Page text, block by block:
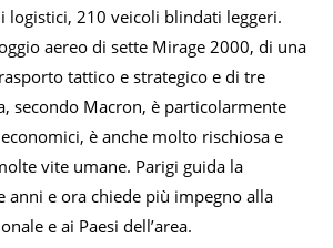
logistici, 210 veicoli blindati leggeri.
aereo di sette Mirage 2000, di una
tattico e strategico e di tre
secondo Macron, è particolarmente
è anche molto rischiosa e
vite umane. Parigi guida la
anni e ora chiede più impegno alla
e ai Paesi dell’area.